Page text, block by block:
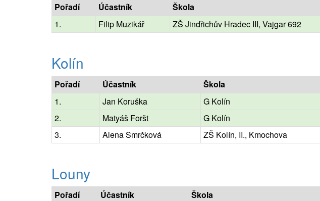
Pořadí Účastník Škola
1.
Filip Muzikář ZŠ Jindřichův Hradec III, Vajgar 692
Kolín
Pořadí Účastník Škola
1.
Jan Koruška G Kolín
2.
Matyáš Foršt G Kolín
3.
Alena Smrčková ZŠ Kolín, II., Kmochova
Louny
Pořadí Účastník Škola